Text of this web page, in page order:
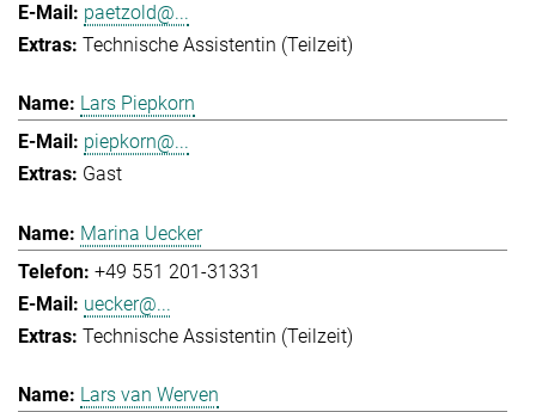
paetzold@...
Technische Assistentin (Teilzeit)
Lars Piepkorn
piepkorn@...
Gast
Marina Uecker
+49 551 201-31331
uecker@...
Technische Assistentin (Teilzeit)
Lars van Werven